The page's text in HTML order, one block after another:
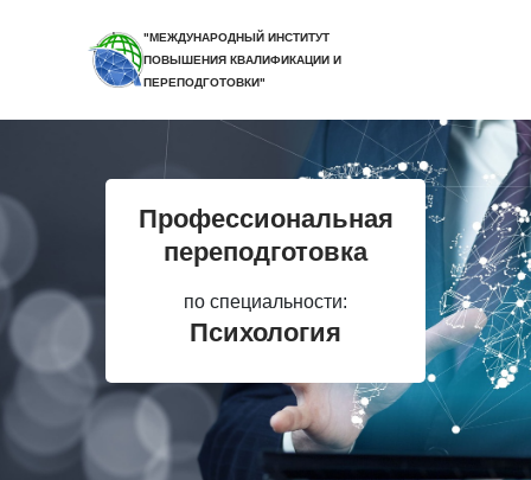
"МЕЖДУНАРОДНЫЙ ИНСТИТУТ
ПОВЫШЕНИЯ КВАЛИФИКАЦИИ И
ПЕРЕПОДГОТОВКИ"
Профессиональная
переподготовка
по специальности:
Психология